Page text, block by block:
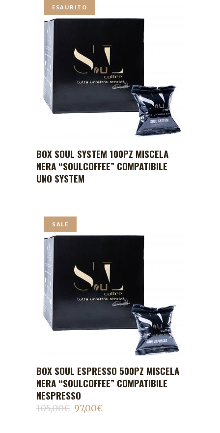
ESAURITO
BOX SOUL SYSTEM 100PZ MISCELA
NERA “SOULCOFFEE” COMPATIBILE
UNO SYSTEM
SALE
ADD TO CART
BOX SOUL ESPRESSO 500PZ MISCELA
NERA “SOULCOFFEE” COMPATIBILE
NESPRESSO
105,00€ 97,00€